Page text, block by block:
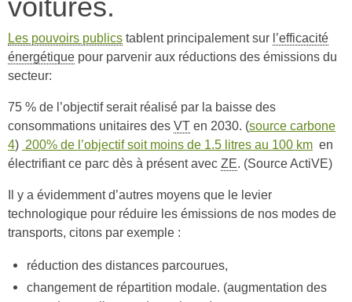
voitures.
Les pouvoirs publics tablent principalement sur l’efficacité
énergétique pour parvenir aux réductions des émissions du
secteur:
75 % de l’objectif serait réalisé par la baisse des
consommations unitaires des VT en 2030. (source carbone
4) 200% de l’objectif soit moins de 1.5 litres au 100 km en
électrifiant ce parc dès à présent avec ZE. (Source ActiVE)
Il y a évidemment d’autres moyens que le levier
technologique pour réduire les émissions de nos modes de
transports, citons par exemple :
réduction des distances parcourues,
changement de répartition modale. (augmentation des